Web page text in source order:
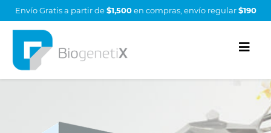
Envío Gratis a partir de$1,500en compras, envío regular$190